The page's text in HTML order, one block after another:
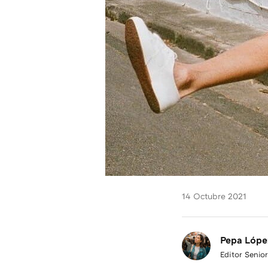
14 Octubre 2021
Pepa
Editor Senior